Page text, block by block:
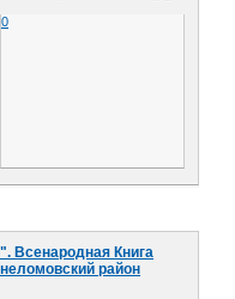
0
Всенародная Книга
район